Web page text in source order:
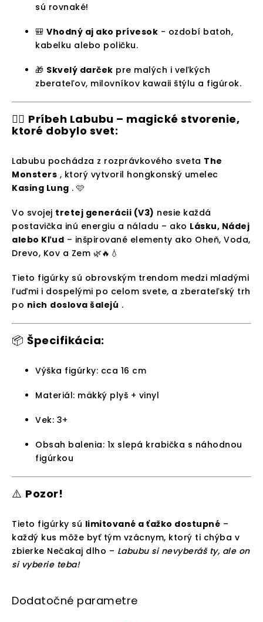
sú rovnaké!
🎒 Vhodný aj ako prívesok - ozdobí batoh,
kabelku alebo poličku.
🎁 Skvelý darček pre malých i veľkých
zberateľov, milovníkov kawaii štýlu a figúrok.
🧙‍♂️ Príbeh Labubu – magické stvorenie,
ktoré dobylo svet:
Labubu pochádza z rozprávkového sveta The
Monsters , ktorý vytvoril hongkonský umelec
Kasing Lung . 🩷
Vo svojej tretej generácii (V3) nesie každá
postavička inú energiu a náladu – ako Lásku, Nádej
alebo Kľud – inšpirované elementy ako Oheň, Voda,
Drevo, Kov a Zem 🌿🔥💧
Tieto figúrky sú obrovským trendom medzi mladými
ľuďmi i dospelými po celom svete, a zberateľský trh
po nich doslova šalejú .
📦 Špecifikácia:
Výška figúrky: cca 16 cm
Materiál: mäkký plyš + vinyl
Vek: 3+
Obsah balenia: 1x slepá krabička s náhodnou
figúrkou
⚠️ Pozor!
Tieto figúrky sú limitované a ťažko dostupné –
každý kus môže byť tým vzácnym, ktorý ti chýba v
zbierke Nečakaj dlho – Labubu si nevyberáš ty, ale on
si vyberie teba!
Dodatočné parametre